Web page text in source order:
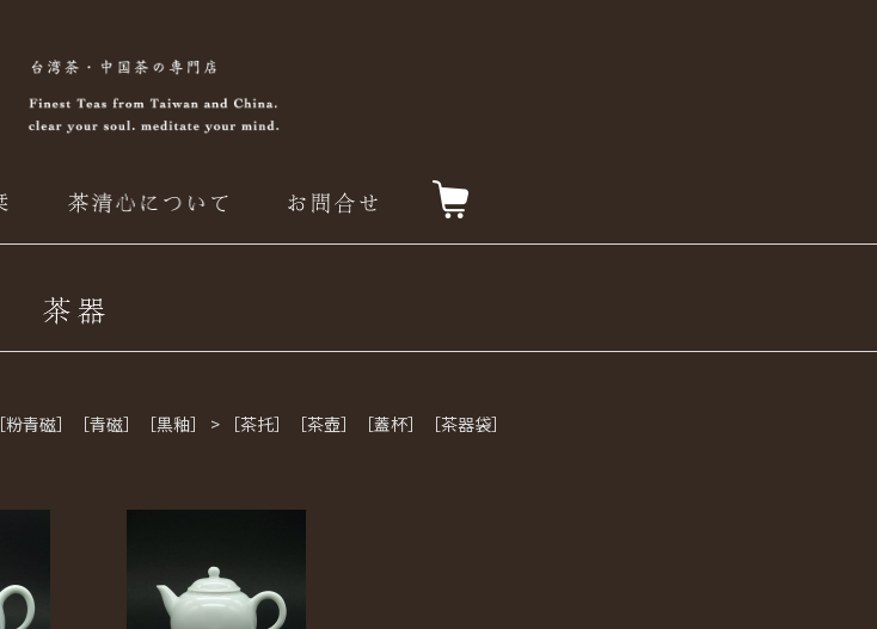
［粉青磁］［青磁］［黒釉］ > ［茶托］［茶壺］［蓋杯］［茶器袋］